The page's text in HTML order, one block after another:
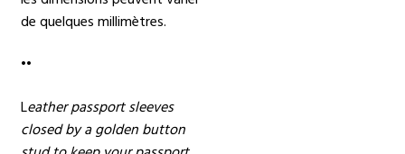
de quelques millimètres.
••
Leather passport sleeves
closed by a golden button